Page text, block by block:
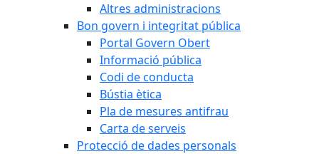
Altres administracions
Bon govern i integritat pública
Portal Govern Obert
Informació pública
Codi de conducta
Bústia ètica
Pla de mesures antifrau
Carta de serveis
Protecció de dades personals